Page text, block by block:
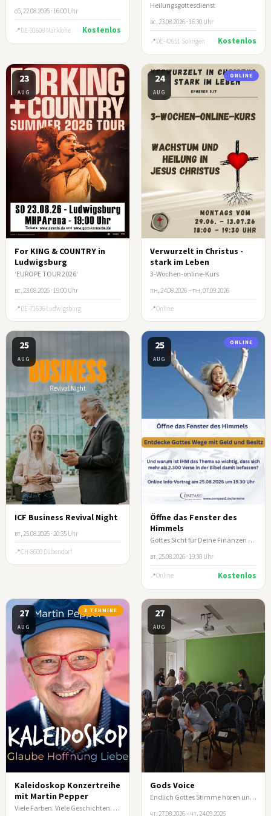
сб, 22.08.2026 · 16:00 Uhr
DE-31608 Marklohe Kostenlos
Heilungsgottesdienst
вс, 23.08.2026 · 16:30 Uhr
DE-42651 Solingen Kostenlos
23
AUG
For KING & COUNTRY in
Ludwigsburg
‘EUROPE TOUR 2026‘
вс, 23.08.2026 · 19:00 Uhr
DE-71636 Ludwigsburg
24
AUG
ONLINE
Verwurzelt in Christus -
stark im Leben
3-Wochen-online-Kurs
пн, 24.08.2026 – пн, 07.09.2026
Online
25
AUG
ICF Business Revival Night
вт, 25.08.2026 · 20:35 Uhr
CH-8600 Dübendorf
25
AUG
ONLINE
Öffne das Fenster des
Himmels
Gottes Sicht für Deine Finanzen - Online-Infoabend COMPASS e.V.
вт, 25.08.2026 · 19:30 Uhr
Online Kostenlos
27
AUG
3 TERMINE
Kaleidoskop Konzertreihe
mit Martin Pepper
Viele Farben. Viele Geschichten. Ein Abend, der berührt.
27
AUG
Gods Voice
Endlich Gottes Stimme hören und nicht mehr spekulieren
чт, 27.08.2026 – чт, 24.09.2026